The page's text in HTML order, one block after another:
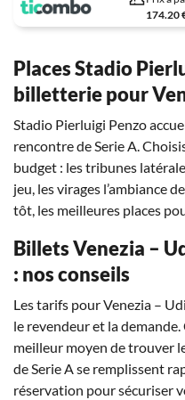
174.20
Places Stadio
billetterie pour
Stadio Pierluigi Penzo
rencontre de Serie A.
budget : les tribunes
jeu, les virages l’ambiance
tôt, les meilleures places
Billets Venezia –
: nos conseils
Les tarifs pour Venezia –
le revendeur et la
meilleur moyen de trouver
de Serie A se remplissent
réservation pour sécuriser